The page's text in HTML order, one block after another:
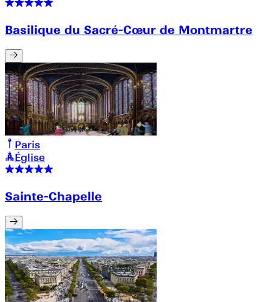
Basilique du Sacré-Cœur de Montmartre
Paris
Église
Sainte-Chapelle